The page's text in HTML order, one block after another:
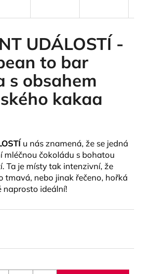
UDÁLOSTÍ -
to bar
s obsahem
kakaa
u nás znamená, že se jedná
mléčnou čokoládu s bohatou
Ta je místy tak intenzivní, že
tmavá, nebo jinak řečeno, hořká
naprosto ideální!